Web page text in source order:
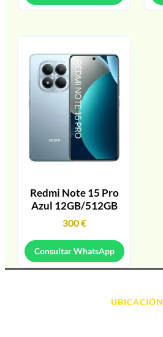
Redmi Note 15 Pro
Azul 12GB/512GB
300€
Consultar WhatsApp
UBICACIÓN